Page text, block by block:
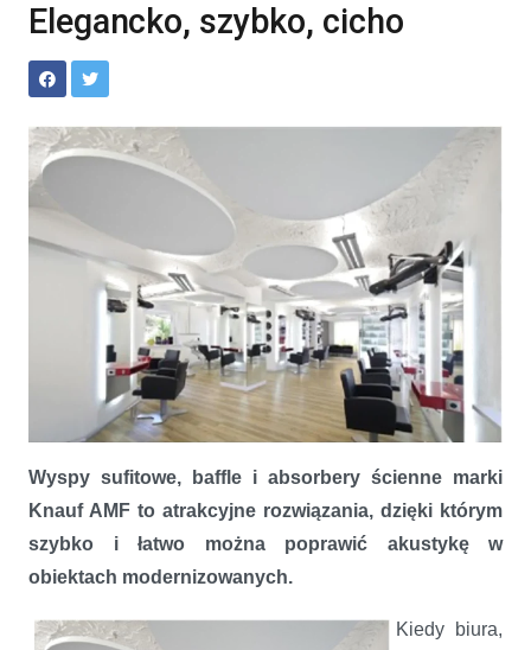
Elegancko, szybko, cicho
Wyspy sufitowe, baffle i absorbery ścienne marki
Knauf AMF to atrakcyjne rozwiązania, dzięki którym
szybko i łatwo można poprawić akustykę w
obiektach modernizowanych.
Kiedy biura,